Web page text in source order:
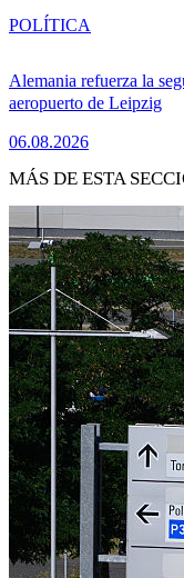
Alemania refuerza la
aeropuerto de Leipzig
06.08.2026
POLÍTICA
MÁS DE ESTA